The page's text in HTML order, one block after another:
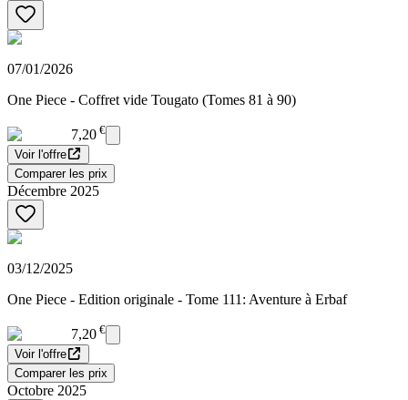
07/01/2026
One Piece - Coffret vide Tougato (Tomes 81 à 90)
7,20 €
Voir l'offre
Comparer les prix
Décembre 2025
03/12/2025
One Piece - Edition originale - Tome 111: Aventure à Erbaf
7,20 €
Voir l'offre
Comparer les prix
Octobre 2025